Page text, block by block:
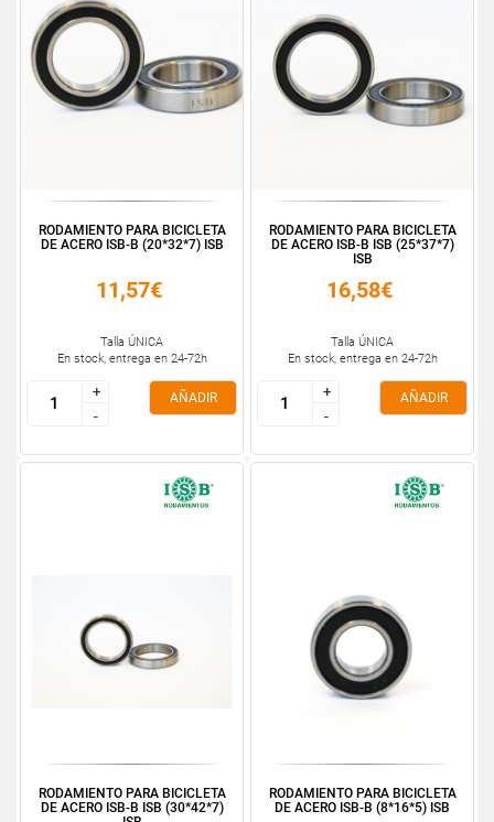
RODAMIENTO PARA BICICLETA
DE ACERO ISB-B (20*32*7) ISB
11,57€
Talla ÚNICA
En stock, entrega en 24-72h
+
-
+
-
AÑADIR
RODAMIENTO PARA BICICLETA
DE ACERO ISB-B ISB (25*37*7)
ISB
16,58€
Talla ÚNICA
En stock, entrega en 24-72h
+
-
+
-
AÑADIR
RODAMIENTO PARA BICICLETA
DE ACERO ISB-B ISB (30*42*7)
RODAMIENTO PARA BICICLETA
DE ACERO ISB-B (8*16*5) ISB